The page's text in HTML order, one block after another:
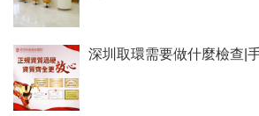
深圳取環需要做什麼檢查|